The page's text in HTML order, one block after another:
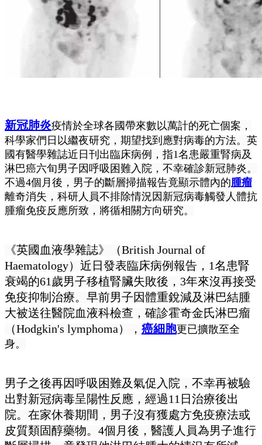
新冠肺炎疫情於全球各國帶來數以萬計的死亡個案，
科學家們日以繼夜研究，期望找到應對病毒的方法。英
國有醫學雜誌近日刊出臨床病例，指1名患嚴重腎病及
淋巴癌六旬男子因呼吸困難入院，不幸確診新冠肺炎。
不過4個月後，男子的斷層掃描報告竟顯示體內的腫瘤
離奇消失，科研人員不排除情況因新冠病毒觸發人體抗
腫瘤免疫反應所致，將循相關方向研究。
《英國血液學雜誌》（British Journal of
Haematology）近日發表臨床病例報告，1名患腎
衰竭的61歲男子移植腎臟失敗後，3年來沒再接受
免疫抑制治療。早前男子因體重銳減及淋巴結腫
大被送往醫院血液科檢查，確診霍奇金氏淋巴瘤
（Hodgkin's lymphoma）， 癌細胞更已擴散至全
身。
男子之後再因呼吸困難及氣促入院，不幸再被驗
出對新冠病毒呈陽性反應，經過11日治療後出
院。在家休養期間，男子沒有獲處方免疫療法或
皮質類固醇藥物。4個月後，醫護人員為男子進行